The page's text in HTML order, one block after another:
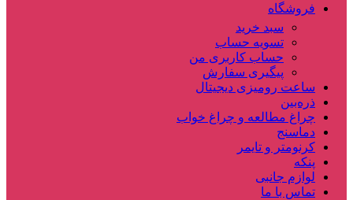
فروشگاه
سبد خرید
تسویه حساب
حساب کاربری من
پیگیری سفارش
ساعت‌ رومیزی دیجیتال
ذره‌بین‌
چراغ مطالعه و چراغ خواب
دماسنج‌
کرنومتر و تایمر
پنکه
لوازم جانبی
تماس با ما